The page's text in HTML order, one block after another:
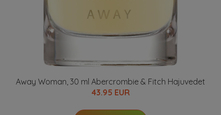
Away Woman, 30 ml Abercrombie & Fitch Hajuvedet
43.95 EUR